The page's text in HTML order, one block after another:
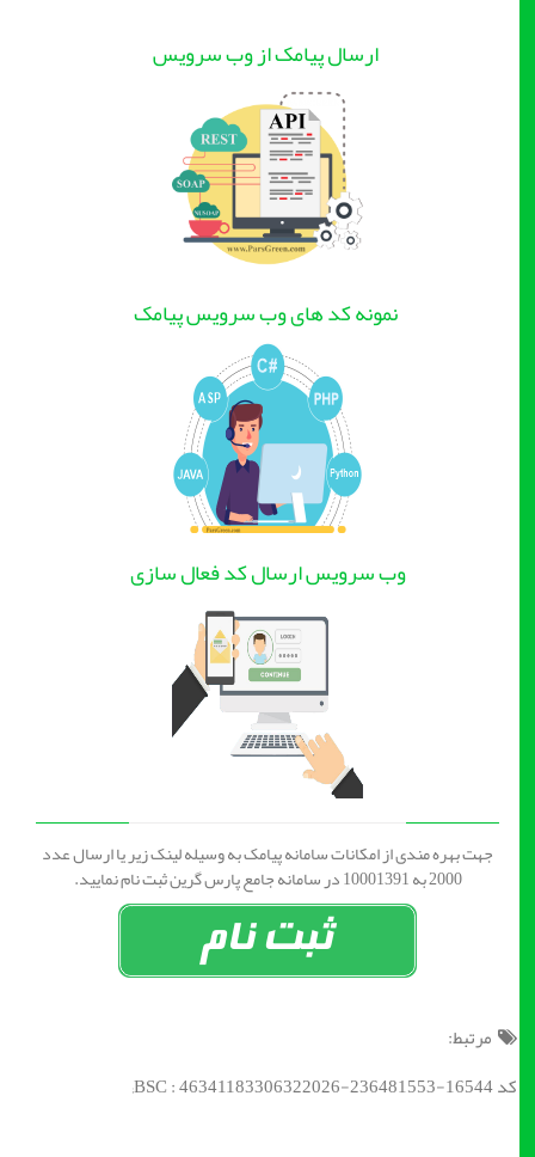
ارسال پیامک از وب سرویس
نمونه کد های وب سرویس پیامک
وب سرویس ارسال کد فعال سازی
جهت بهره مندی از امکانات سامانه پیامک به وسیله لینک زیر یا ارسال عدد
2000 به 10001391 در سامانه جامع پارس گرین ثبت نام نمایید.
مرتبط:
کد BSC : 46341183306322026-236481553-16544;